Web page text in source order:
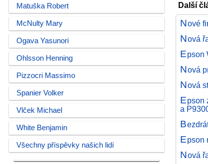
Matuška Robert
McNulty Mary
Ogava Yasunori
Ohlsson Henning
Pizzocri Massimo
Spanier Volker
Vlček Michael
White Benjamin
Všechny příspěvky našich lidí
Další
Nové
Nová
Epson
Nová
Nová
Epson
a
B
Epson
Nová